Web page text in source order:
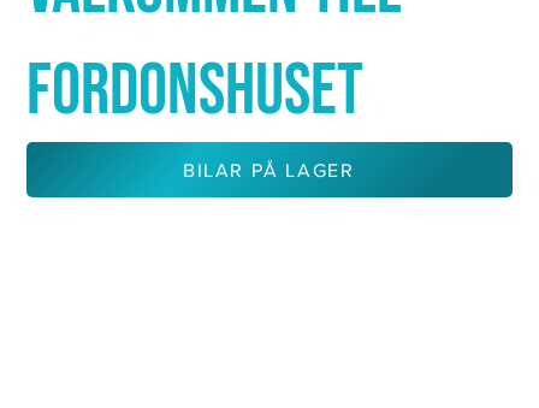
FORDONSHUSET
BILAR PÅ LAGER